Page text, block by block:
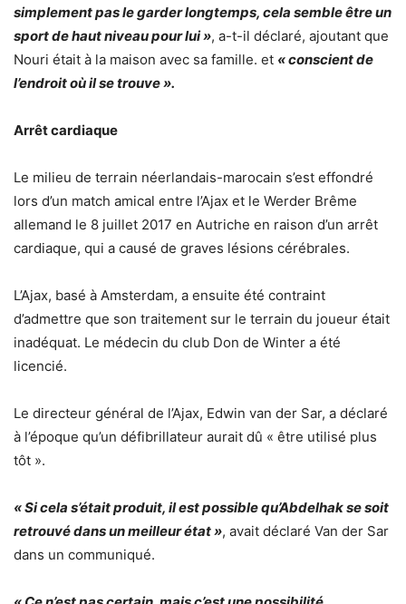
simplement pas le garder longtemps, cela semble être un
sport de haut niveau pour lui », a-t-il déclaré, ajoutant que
Nouri était à la maison avec sa famille. et « conscient de
l’endroit où il se trouve ».
Arrêt cardiaque
Le milieu de terrain néerlandais-marocain s’est effondré
lors d’un match amical entre l’Ajax et le Werder Brême
allemand le 8 juillet 2017 en Autriche en raison d’un arrêt
cardiaque, qui a causé de graves lésions cérébrales.
L’Ajax, basé à Amsterdam, a ensuite été contraint
d’admettre que son traitement sur le terrain du joueur était
inadéquat. Le médecin du club Don de Winter a été
licencié.
Le directeur général de l’Ajax, Edwin van der Sar, a déclaré
à l’époque qu’un défibrillateur aurait dû « être utilisé plus
tôt ».
« Si cela s’était produit, il est possible qu’Abdelhak se soit
retrouvé dans un meilleur état », avait déclaré Van der Sar
dans un communiqué.